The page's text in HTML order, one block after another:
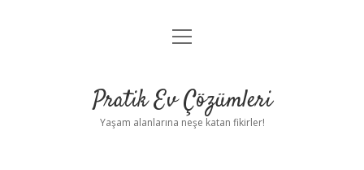
Anasayfa
Yasal Uyarı
menüyü
Pratik Ev Çözümleri
Yaşam alanlarına neşe katan fikirler!